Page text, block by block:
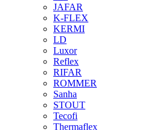
JAFAR
K-FLEX
KERMI
LD
Luxor
Reflex
RIFAR
ROMMER
Sanha
STOUT
Tecofi
Thermaflex